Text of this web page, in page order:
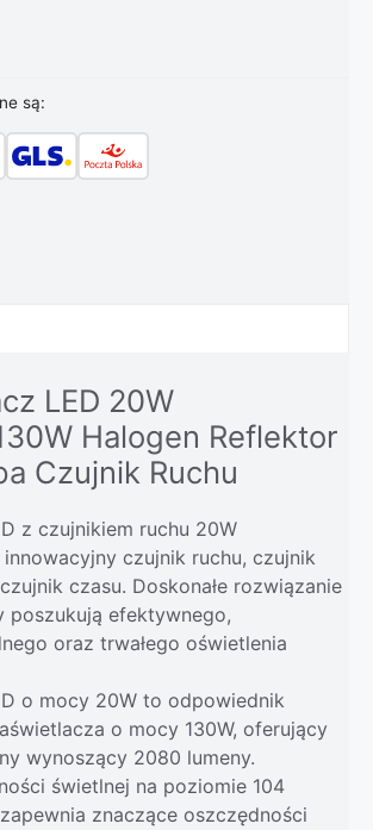
są:
LED 20W
Halogen Reflektor
Czujnik Ruchu
z czujnikiem ruchu 20W
czujnik ruchu, czujnik
czasu. Doskonałe rozwiązanie
poszukują efektywnego,
oraz trwałego oświetlenia
o mocy 20W to odpowiednik
o mocy 130W, oferujący
wynoszący 2080 lumeny.
świetlnej na poziomie 104
znaczące oszczędności